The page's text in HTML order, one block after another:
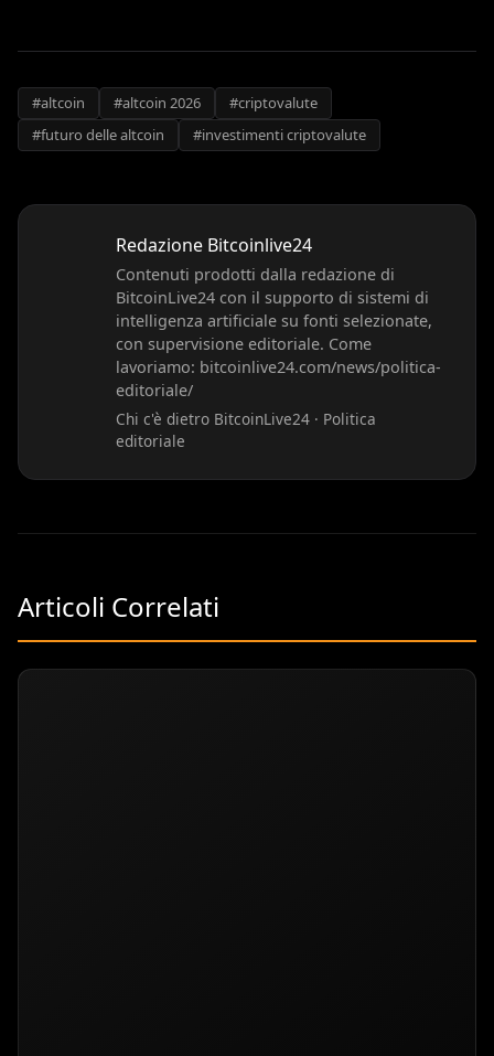
#altcoin #altcoin 2026
#criptovalute
#futuro delle altcoin
#investimenti criptovalute
Redazione Bitcoinlive24
Contenuti prodotti dalla redazione di
BitcoinLive24 con il supporto di sistemi di
intelligenza artificiale su fonti selezionate,
con supervisione editoriale. Come
lavoriamo: bitcoinlive24.com/news/politica-
editoriale/
Chi c'è dietro BitcoinLive24 · Politica
editoriale
Articoli Correlati